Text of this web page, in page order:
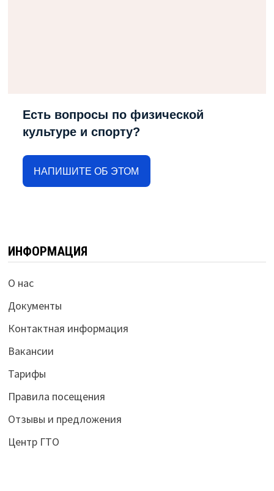
Есть вопросы по физической
культуре и спорту?
НАПИШИТЕ ОБ ЭТОМ
ИНФОРМАЦИЯ
О нас
Документы
Контактная информация
Вакансии
Тарифы
Правила посещения
Отзывы и предложения
Центр ГТО